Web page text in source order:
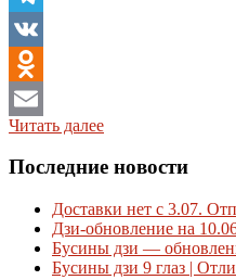
Telegram
VK
Odnoklassniki
Email
Читать далее
Последние новости
Доставки нет с 3.07.
Дзи-обновление на
Бусины дзи —
Бусины дзи 9 глаз |